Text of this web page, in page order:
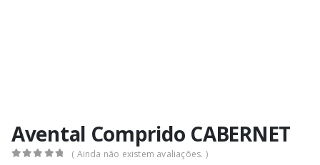
Avental Comprido CABERNET
( Ainda não existem avaliações. )